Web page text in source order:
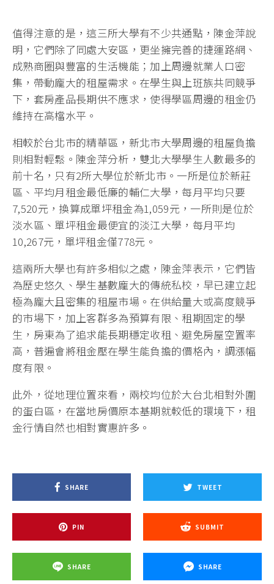
值得注意的是，這三所大學有不少共通點，陳金萍說
明，它們除了同處大安區，更坐擁完善的捷運路網、
成熟商圈與豐富的生活機能；加上周邊就業人口密
集，帶動龐大的租屋需求。在學生與上班族共同競爭
下，套房產品長期供不應求，使得學區周邊的租金仍
維持在高檔水平。
相較於台北市的精華區，新北市大學周邊的租屋負擔
則相對輕鬆。陳金萍分析，雙北大學學生人數最多的
前十名，只有2所大學位於新北市。一所是位於新莊
區、平均月租金最低廉的輔仁大學，每月平均只要
7,520元，換算成單坪租金為1,059元，一所則是位於
淡水區、單坪租金最便宜的淡江大學，每月平均
10,267元，單坪租金僅778元。
這兩所大學也有許多相似之處，陳金萍表示，它們皆
為歷史悠久、學生基數龐大的傳統私校，早已建立起
極為龐大且密集的租屋市場。在供給量大或高度競爭
的市場下，加上客群多為預算有限、租期固定的學
生，房東為了追求能長期穩定收租、避免房屋空置率
高，普遍會將租金壓在學生能負擔的價格內，調漲幅
度有限。
此外，從地理位置來看，兩校均位於大台北相對外圍
的蛋白區，在當地房價原本基期就較低的環境下，租
金行情自然也相對實惠許多。
SHARE TWEET
PIN SUBMIT
SHARE SHARE